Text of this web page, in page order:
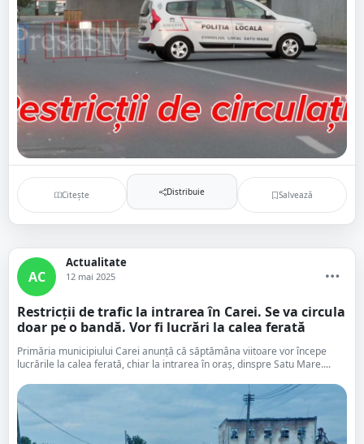
Citește Distribuie Salvează
AC
Actualitate
12 mai 2025
Restricții de trafic la intrarea în Carei. Se va circula
doar pe o bandă. Vor fi lucrări la calea ferată
Primăria municipiului Carei anunță că săptămâna viitoare vor începe
lucrările la calea ferată, chiar la intrarea în oraș, dinspre Satu Mare....